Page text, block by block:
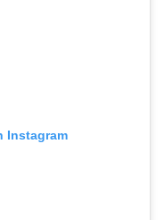
Instagram